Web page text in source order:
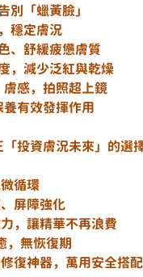
補氧，告別「蠟黃臉」
＋修復，穩定膚況
速恢復氣色、舒緩疲憊膚質
加快復原速度，減少泛紅與乾燥
透亮」膚感，拍照超上鏡
，讓保養有效發揮作用
投資膚況未來」的選
血氧微循環
炎修復、屏障強化
✔️ 增強吸收力，讓精華不再浪費
被治癒，無恢復期
✔️ 作為術後修復神器，萬用安全搭配